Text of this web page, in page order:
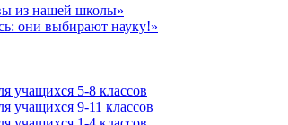
из нашей школы»
они выбирают науку!»
5-8 классов
9-11 классов